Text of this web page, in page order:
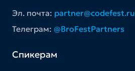
Эл. почта: partner@codefest.ru
Телеграм: @BroFestPartners
Спикерам